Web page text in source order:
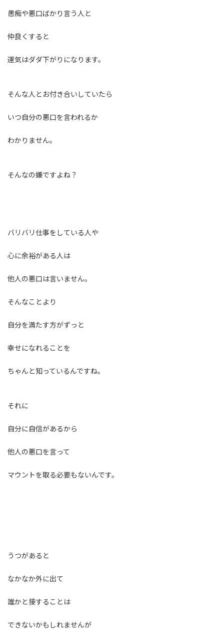
愚痴や悪口ばかり言う人と
仲良くすると
運気はダダ下がりになります。
そんな人とお付き合いしていたら
いつ自分の悪口を言われるか
わかりません。
そんなの嫌ですよね？
バリバリ仕事をしている人や
心に余裕がある人は
他人の悪口は言いません。
そんなことより
自分を満たす方がずっと
幸せになれることを
ちゃんと知っているんですね。
それに
自分に自信があるから
他人の悪口を言って
マウントを取る必要もないんです。
うつがあると
なかなか外に出て
誰かと接することは
できないかもしれませんが